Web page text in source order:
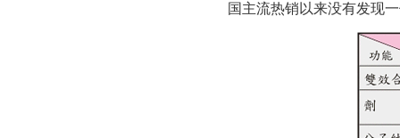
国主流热销以来没有发现